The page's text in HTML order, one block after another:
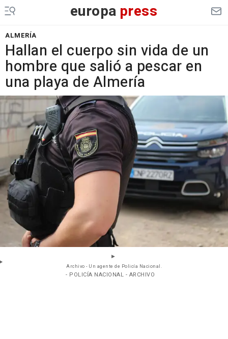
europa press
ALMERÍA
Hallan el cuerpo sin vida de un
hombre que salió a pescar en
una playa de Almería
Archivo - Un agente de Policía Nacional.
- POLICÍA NACIONAL - ARCHIVO